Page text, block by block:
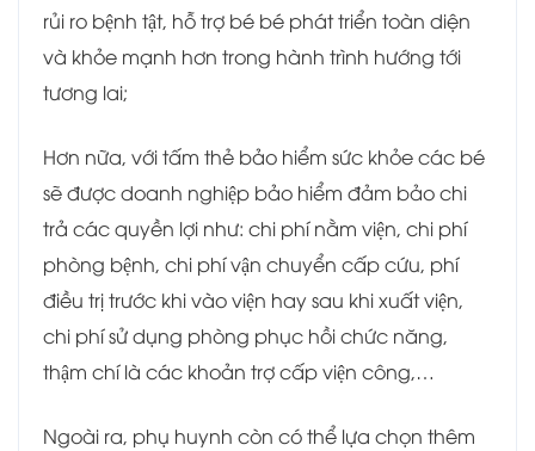
rủi ro bệnh tật, hỗ trợ bé bé phát triển toàn diện
và khỏe mạnh hơn trong hành trình hướng tới
tương lai;
Hơn nữa, với tấm thẻ bảo hiểm sức khỏe các bé
sẽ được doanh nghiệp bảo hiểm đảm bảo chi
trả các quyền lợi như: chi phí nằm viện, chi phí
phòng bệnh, chi phí vận chuyển cấp cứu, phí
điều trị trước khi vào viện hay sau khi xuất viện,
chi phí sử dụng phòng phục hồi chức năng,
thậm chí là các khoản trợ cấp viện công,…
Ngoài ra, phụ huynh còn có thể lựa chọn thêm